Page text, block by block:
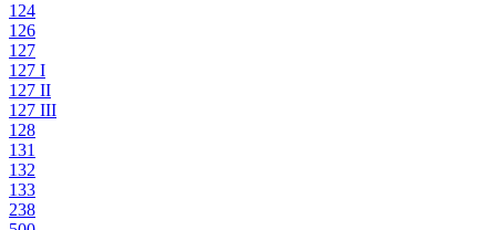
124
126
127
127 I
127 II
127 III
128
131
132
133
238